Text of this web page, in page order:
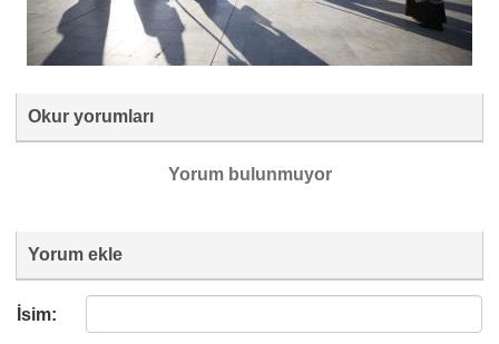
Okur yorumları
Yorum bulunmuyor
Yorum ekle
İsim: